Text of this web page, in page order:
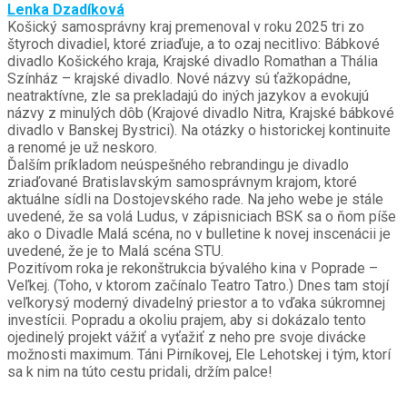
Lenka Dzadíková
Košický samosprávny kraj premenoval v roku 2025 tri zo
štyroch divadiel, ktoré zriaďuje, a to ozaj necitlivo: Bábkové
divadlo Košického kraja, Krajské divadlo Romathan a Thália
Színház – krajské divadlo. Nové názvy sú ťažkopádne,
neatraktívne, zle sa prekladajú do iných jazykov a evokujú
názvy z minulých dôb (Krajové divadlo Nitra, Krajské bábkové
divadlo v Banskej Bystrici). Na otázky o historickej kontinuite
a renomé je už neskoro.
Ďalším príkladom neúspešného rebrandingu je divadlo
zriaďované Bratislavským samosprávnym krajom, ktoré
aktuálne sídli na Dostojevského rade. Na jeho webe je stále
uvedené, že sa volá Ludus, v zápisniciach BSK sa o ňom píše
ako o Divadle Malá scéna, no v bulletine k novej inscenácii je
uvedené, že je to Malá scéna STU.
Pozitívom roka je rekonštrukcia bývalého kina v Poprade –
Veľkej. (Toho, v ktorom začínalo Teatro Tatro.) Dnes tam stojí
veľkorysý moderný divadelný priestor a to vďaka súkromnej
investícii. Popradu a okoliu prajem, aby si dokázalo tento
ojedinelý projekt vážiť a vyťažiť z neho pre svoje divácke
možnosti maximum. Táni Pirníkovej, Ele Lehotskej i tým, ktorí
sa k nim na túto cestu pridali, držím palce!